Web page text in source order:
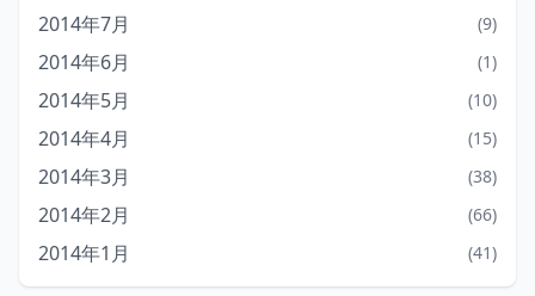
2014年7月 (9)
2014年6月 (1)
2014年5月 (10)
2014年4月 (15)
2014年3月 (38)
2014年2月 (66)
2014年1月 (41)